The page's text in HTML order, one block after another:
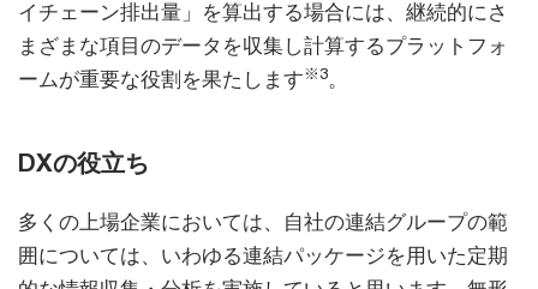
イチェーン排出量」を算出する場合には、継続的にさ
まざまな項目のデータを収集し計算するプラットフォ
ームが重要な役割を果たします※3。
DXの役立ち
多くの上場企業においては、自社の連結グループの範
囲については、いわゆる連結パッケージを用いた定期